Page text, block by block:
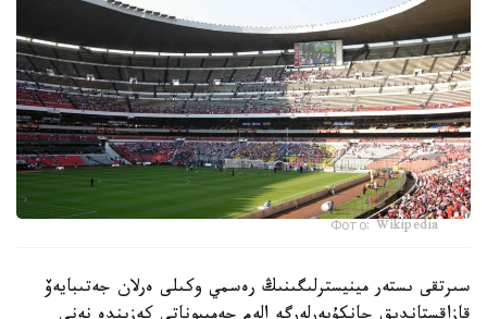
Фото: Wikipedia
سىرتقى ىستەر مينيسترلىگىنىڭ رەسمي وكىلى ەرلان جەتىبايەۆ